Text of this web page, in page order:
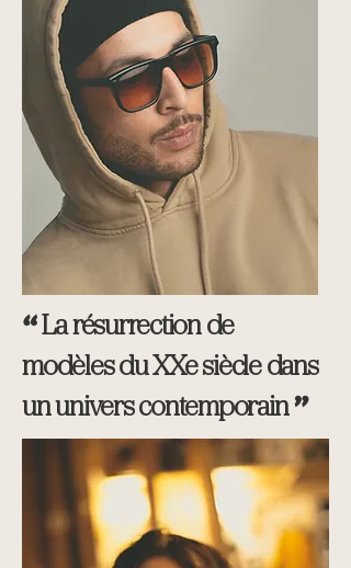
“La résurrection de
modèles du XXe siècle dans
un univers contemporain"